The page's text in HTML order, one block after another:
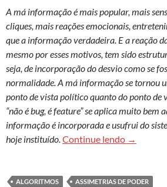
A má informação é mais popular, mais
cliques, mais reações emocionais,
que a informação verdadeira. E a reação
mesmo por esses motivos, tem sido
seja, de incorporação do desvio como se
normalidade. A má informação se tornou
ponto de vista político quanto do ponto de
“não é bug, é feature” se aplica muito bem
informação é incorporada e usufrui do
hoje instituído.Continue lendo Mentiras
→
ALGORITMOS
ASSIMETRIAS DE PODER